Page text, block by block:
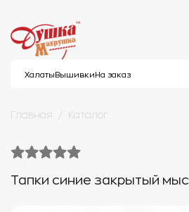
Халаты Вышивки На заказ
Главная Каталог
Тапки синие закрытый мыс